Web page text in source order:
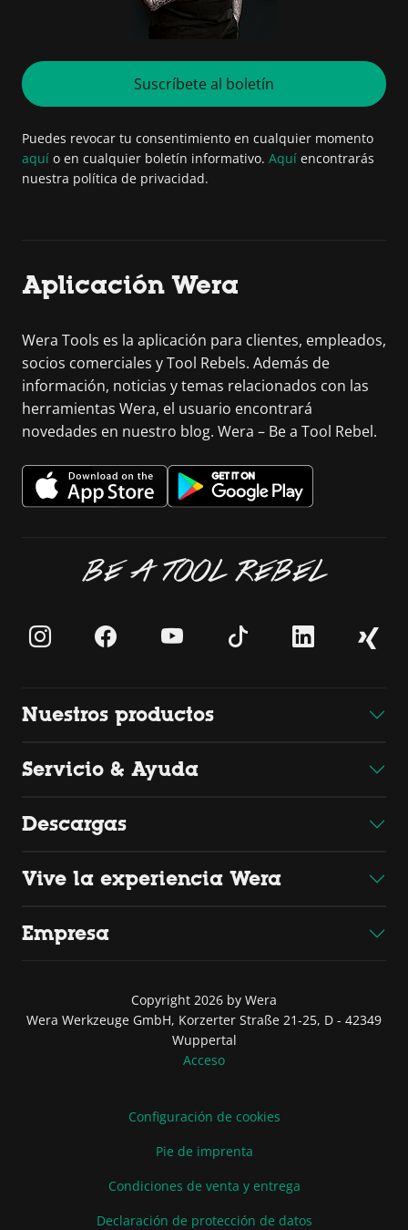
Suscríbete al boletín
Puedes revocar tu consentimiento en cualquier momento
aquí o en cualquier boletín informativo. Aquí encontrarás
nuestra política de privacidad.
Aplicación Wera
Wera Tools es la aplicación para clientes, empleados,
socios comerciales y Tool Rebels. Además de
información, noticias y temas relacionados con las
herramientas Wera, el usuario encontrará
novedades en nuestro blog. Wera – Be a Tool Rebel.
BE A TOOL REBEL
Nuestros productos
Servicio & Ayuda
Descargas
Vive la experiencia Wera
Empresa
Copyright 2026 by Wera
Wera Werkzeuge GmbH, Korzerter Straße 21-25, D - 42349
Wuppertal
Acceso
Configuración de cookies
Pie de imprenta
Condiciones de venta y entrega
Declaración de protección de datos